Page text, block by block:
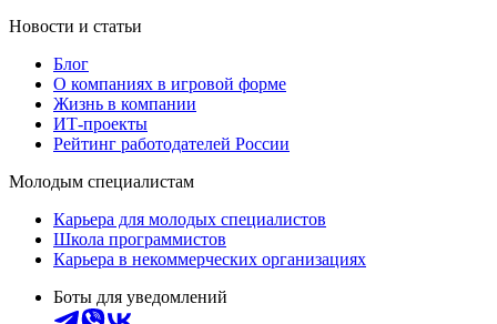
Новости и статьи
Блог
О компаниях в игровой форме
Жизнь в компании
ИТ-проекты
Рейтинг работодателей России
Молодым специалистам
Карьера для молодых специалистов
Школа программистов
Карьера в некоммерческих организациях
Боты для уведомлений